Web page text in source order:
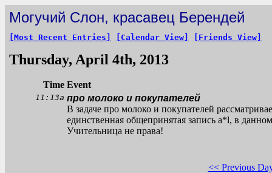
Могучий Слон, красавец Берендей
[Most Recent Entries] [Calendar View] [Friends View]
Thursday, April 4th, 2013
Time Event
11:13a про молоко и покупателей
В задаче про молоко и покупателей
единственная общепринятая запись a*l, в
Учительница не права!
<< Previous